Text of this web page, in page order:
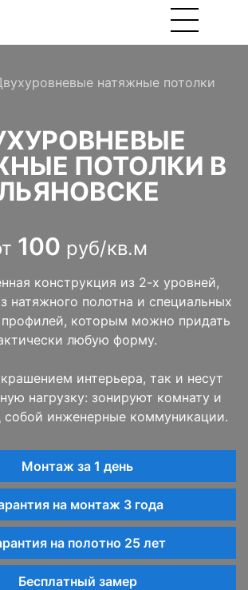
натяжные потолки
ПОТОЛКИ В
100 руб/кв.м
конструкция из 2-х уровней,
натяжного полотна и специальных
которым можно придать
любую форму.
интерьера, так и несут
нагрузку: зонируют комнату и
собой инженерные коммуникации.
Монтаж за 1 день
на монтаж 3 года
на полотно 25 лет
Бесплатный замер